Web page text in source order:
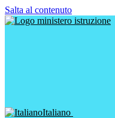
Salta al contenuto
Italiano